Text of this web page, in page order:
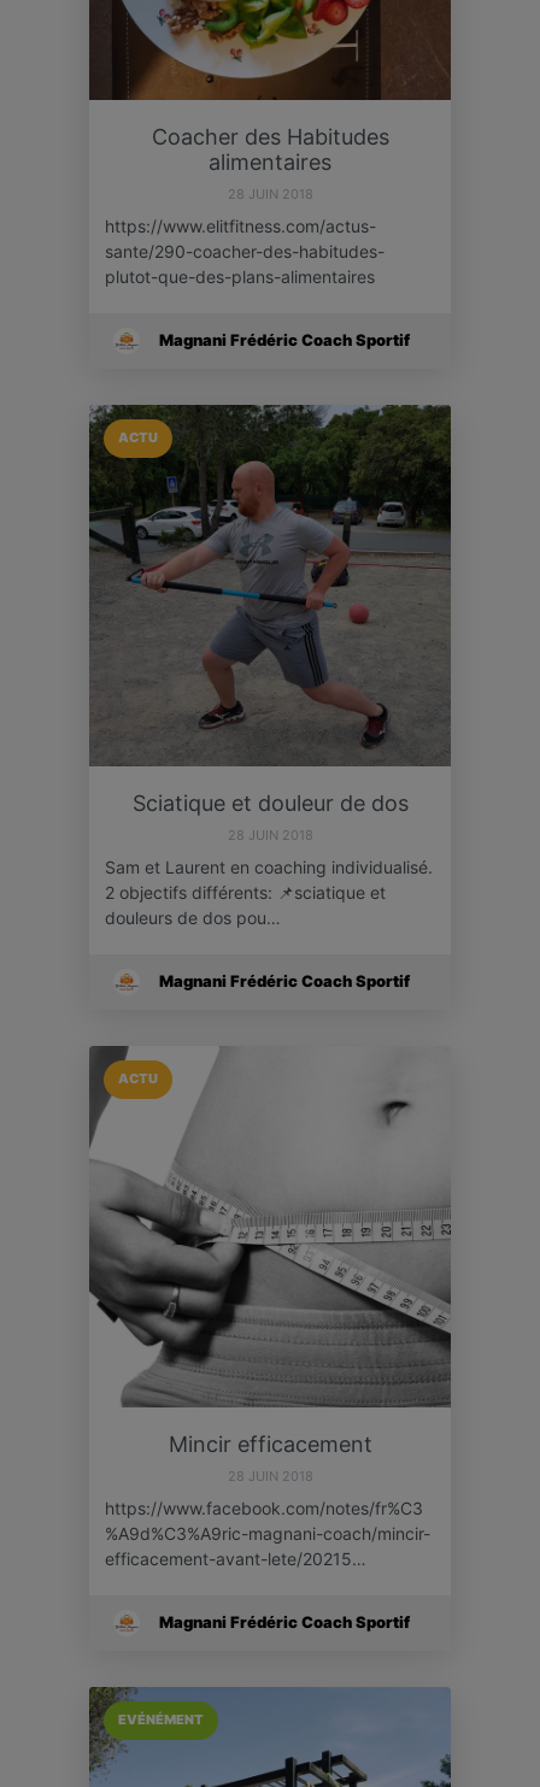
Coacher des Habitudes
alimentaires
28 JUIN 2018
https://www.elitfitness.com/actus-
sante/290-coacher-des-habitudes-
plutot-que-des-plans-alimentaires
Magnani Frédéric Coach Sportif
ACTU
Sciatique et douleur de dos
28 JUIN 2018
Sam et Laurent en coaching individualisé.
2 objectifs différents: 📌sciatique et
douleurs de dos pou…
Magnani Frédéric Coach Sportif
ACTU
Mincir efficacement
28 JUIN 2018
https://www.facebook.com/notes/fr%C3
%A9d%C3%A9ric-magnani-coach/mincir-
efficacement-avant-lete/20215…
Magnani Frédéric Coach Sportif
EVÉNÉMENT